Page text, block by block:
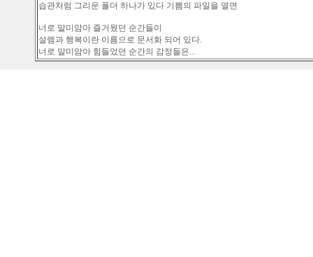
습관처럼 그리운 폴더 하나가 있다 기쁨의 파일을 열면
너로 말미암아 즐거웠던 순간들이
설렘과 행복이란 이름으로 문서화 되어 있다.
너로 말미암아 힘들었던 순간의 감정들은...